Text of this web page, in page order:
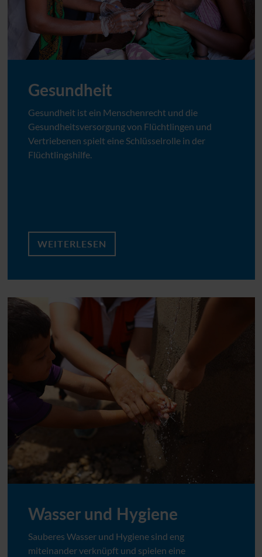
Wasser und Hygiene
Sauberes Wasser und Hygiene sind eng
miteinander verknüpft und spielen eine
Gesundheit
Gesundheit ist ein Menschenrecht und die
Gesundheitsversorgung von Flüchtlingen und
Vertriebenen spielt eine Schlüsselrolle in der
Flüchtlingshilfe.
WEITERLESEN